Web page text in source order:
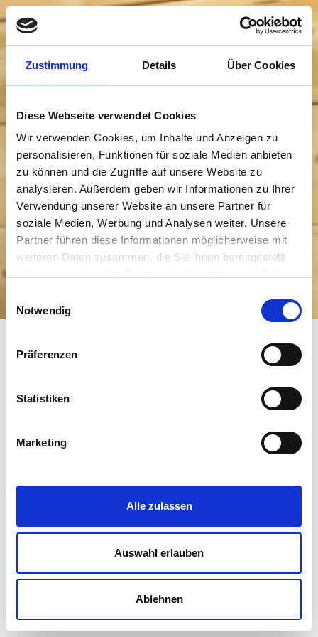
Zustimmung Details Über Cookies
Diese Webseite verwendet Cookies
Wir verwenden Cookies, um Inhalte und Anzeigen zu
personalisieren, Funktionen für soziale Medien anbieten
zu können und die Zugriffe auf unsere Website zu
analysieren. Außerdem geben wir Informationen zu Ihrer
Verwendung unserer Website an unsere Partner für
soziale Medien, Werbung und Analysen weiter. Unsere
Partner führen diese Informationen möglicherweise mit
weiteren Daten zusammen, die Sie ihnen bereitgestellt
Notwendig
Präferenzen
Statistiken
Marketing
Alle zulassen
Auswahl erlauben
Ablehnen
M. Eng.
Wagenbauer
+49 861 909 435-27